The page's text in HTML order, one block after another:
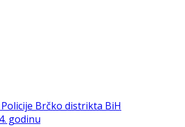
Brčko distrikta BiH
godinu